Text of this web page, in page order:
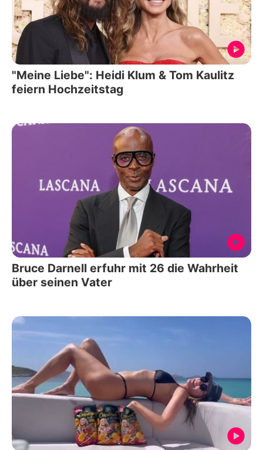
"Meine Liebe": Heidi Klum & Tom Kaulitz
feiern Hochzeitstag
Bruce Darnell erfuhr mit 26 die Wahrheit
über seinen Vater